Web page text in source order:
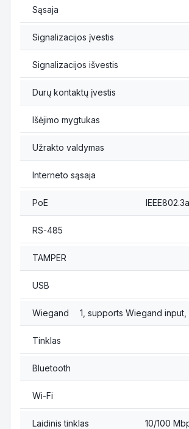
Sąsaja
Signalizacijos įvestis
Signalizacijos išvestis
Durų kontaktų įvestis
Išėjimo mygtukas
Užrakto valdymas
Interneto sąsaja
PoE
RS-485
TAMPER
USB
Wiegand 1, supports Wiegand
Tinklas
Bluetooth
Wi-Fi
Laidinis tinklas 10/100